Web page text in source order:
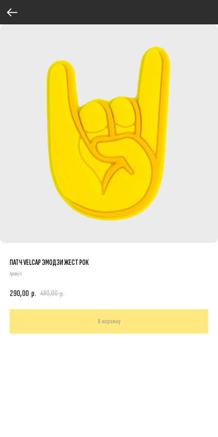
ПАТЧ VELCAP ЭМОДЗИ ЖЕСТ РОК
Артикул:
290,00 р. 490,00 р.
В корзину